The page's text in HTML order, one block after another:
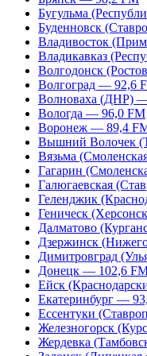
Бугульма
Буденновск
Владивосток
Владикавказ
Волгодонск
Волгоград — 92,6
Волноваха (ДНР)
Вологда — 96,0 FM
Воронеж — 89,4
Вышний Волочек
Вязьма
Гагарин
Галюгаевская
Геленджик
Геническ
Далматово
Дзержинск
Димитровград
Донецк — 102,6
Ейск
Екатеринбург —
Ессентуки
Железногорск
Жердевка